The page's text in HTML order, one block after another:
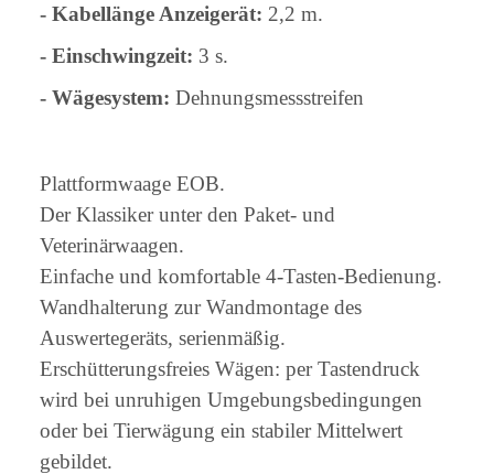
- Kabellänge Anzeigerät: 2,2 m.
- Einschwingzeit: 3 s.
- Wägesystem: Dehnungsmessstreifen
Plattformwaage EOB.
Der Klassiker unter den Paket- und
Veterinärwaagen.
Einfache und komfortable 4-Tasten-Bedienung.
Wandhalterung zur Wandmontage des
Auswertegeräts, serienmäßig.
Erschütterungsfreies Wägen: per Tastendruck
wird bei unruhigen Umgebungsbedingungen
oder bei Tierwägung ein stabiler Mittelwert
gebildet.